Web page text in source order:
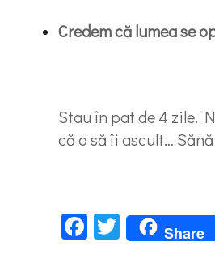
Credem că lumea se
Stau în pat de 4 zile.
că o să îi ascult…
Facebook
Twitter
Share